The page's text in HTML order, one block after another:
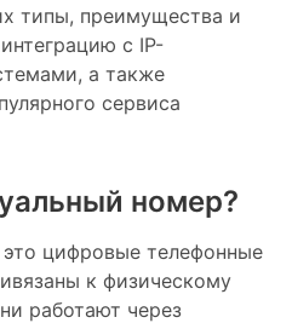
типы, преимущества и
с IP-
а также
сервиса
номер?
цифровые телефонные
к физическому
работают через